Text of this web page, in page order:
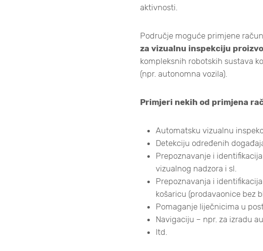
aktivnosti.
Područje moguće primjene
za vizualnu inspekciju
kompleksnih robotskih sustava
(npr. autonomna vozila).
Primjeri nekih od primjena
Automatsku vizualnu
Detekciju određenih
Prepoznavanje i
vizualnog nadzora i sl.
Prepoznavanja i
košaricu (prodavaonice bez
Pomaganje liječnicima u
Navigaciju – npr. za izradu
Itd.